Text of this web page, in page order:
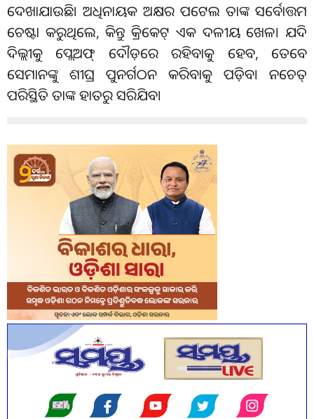
ଦେଖାଯାଉଛି। ଅଧିନାୟକ ଅକ୍ଷର ପଟେଲ ତାଙ୍କ ସର୍ବୋତ୍ତମ
ଚେଷ୍ଟା କରୁଥିଲେ, କିନ୍ତୁ କ୍ରିକେଟ୍ ଏକ ଦଳୀୟ ଖେଳ। ଯଦି
ଦିଲ୍ଲୀକୁ ପ୍ଲେଅଫ୍ ଦୌଡ଼ରେ ରହିବାକୁ ହେବ, ତେବେ
ସେମାନଙ୍କୁ ଶୀଘ୍ର ପୁନର୍ଗଠନ କରିବାକୁ ପଡ଼ିବ। ନଚେତ୍
ପରିସ୍ଥିତି ତାଙ୍କ ହାତରୁ ସରିଯିବ।